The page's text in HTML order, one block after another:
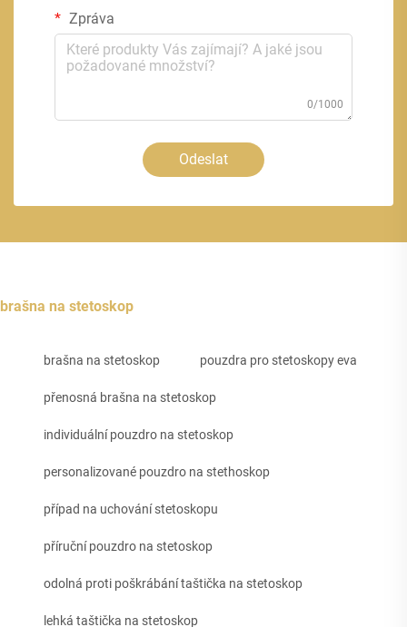
Zpráva
0/1000
Odeslat
brašna na stetoskop
brašna na stetoskop pouzdra pro stetoskopy eva
přenosná brašna na stetoskop
individuální pouzdro na stetoskop
personalizované pouzdro na stethoskop
případ na uchování stetoskopu
příruční pouzdro na stetoskop
odolná proti poškrábání taštička na stetoskop
lehká taštička na stetoskop